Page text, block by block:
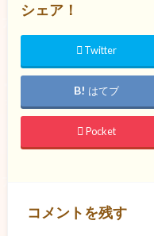
シェア！
Twitter
はてブ
Pocket
コメントを残す